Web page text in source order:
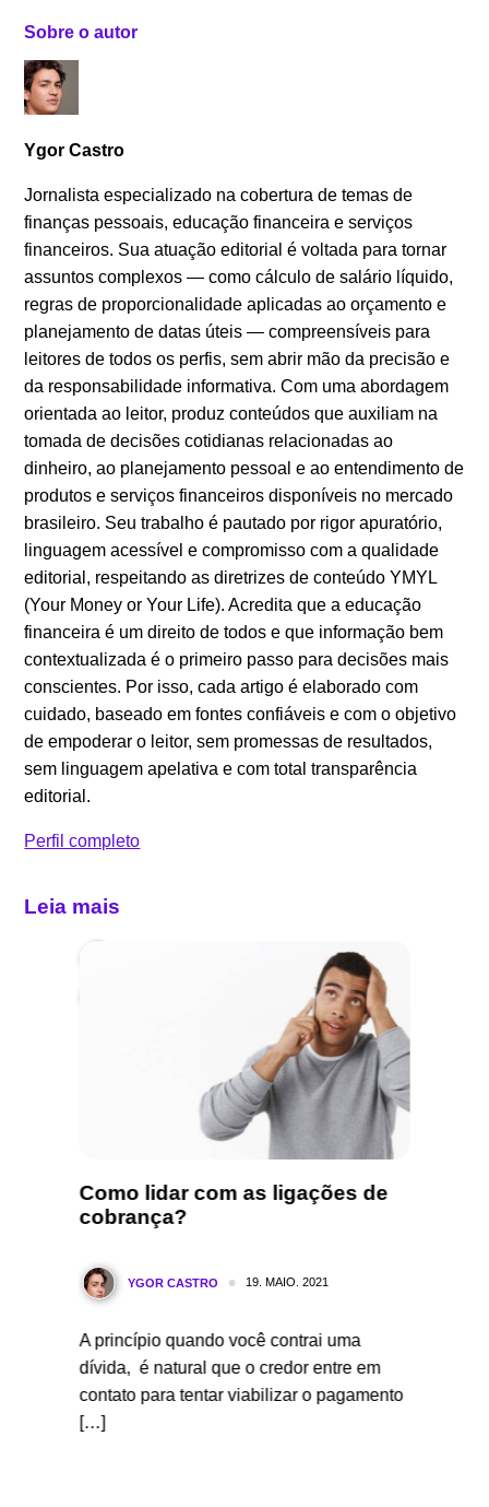
Sobre o autor
Ygor Castro
Jornalista especializado na cobertura de temas de
finanças pessoais, educação financeira e serviços
financeiros. Sua atuação editorial é voltada para tornar
assuntos complexos — como cálculo de salário líquido,
regras de proporcionalidade aplicadas ao orçamento e
planejamento de datas úteis — compreensíveis para
leitores de todos os perfis, sem abrir mão da precisão e
da responsabilidade informativa. Com uma abordagem
orientada ao leitor, produz conteúdos que auxiliam na
tomada de decisões cotidianas relacionadas ao
dinheiro, ao planejamento pessoal e ao entendimento de
produtos e serviços financeiros disponíveis no mercado
brasileiro. Seu trabalho é pautado por rigor apuratório,
linguagem acessível e compromisso com a qualidade
editorial, respeitando as diretrizes de conteúdo YMYL
(Your Money or Your Life). Acredita que a educação
financeira é um direito de todos e que informação bem
contextualizada é o primeiro passo para decisões mais
conscientes. Por isso, cada artigo é elaborado com
cuidado, baseado em fontes confiáveis e com o objetivo
de empoderar o leitor, sem promessas de resultados,
sem linguagem apelativa e com total transparência
editorial.
Perfil completo
Leia mais
Como lidar com as ligações de
cobrança?
YGOR CASTRO 19. MAIO. 2021
A princípio quando você contrai uma
dívida, é natural que o credor entre em
contato para tentar viabilizar o pagamento
[…]